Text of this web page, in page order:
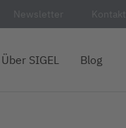
Newsletter Kontakt
Über SIGEL Blog